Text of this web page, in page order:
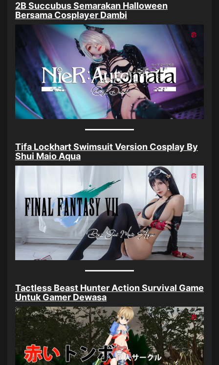
2B Succubus Semarakan Halloween
Bersama Cosplayer Dambi
Tifa Lockhart Swimsuit Version Cosplay By
Shui Maio Aqua
Tactless Beast Hunter Action Survival Game
Untuk Gamer Dewasa